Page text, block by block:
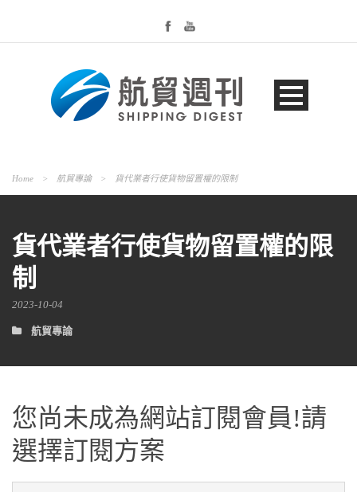
Home > 航貿專論 > 貨代業者行使貨物留置權的限制
貨代業者行使貨物留置權的限
制
2023-10-04
航貿專論
您尚未成為網站訂閱會員!請
選擇訂閱方案